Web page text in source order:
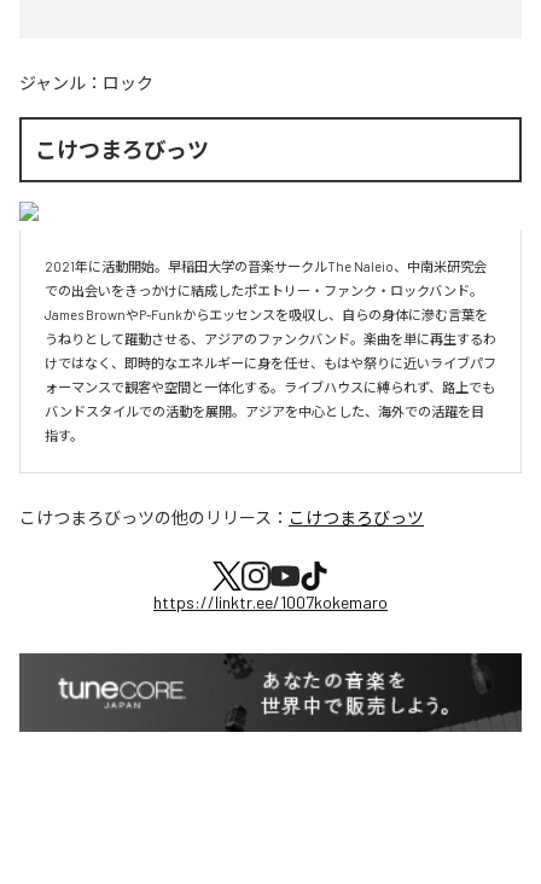
ジャンル： ロック
こけつまろびっツ
2021年に活動開始。早稲田大学の音楽サークルThe Naleio、中南米研究会
での出会いをきっかけに結成したポエトリー・ファンク・ロックバンド。
James BrownやP-Funkからエッセンスを吸収し、自らの身体に滲む言葉を
うねりとして躍動させる、アジアのファンクバンド。楽曲を単に再生するわ
けではなく、即時的なエネルギーに身を任せ、もはや祭りに近いライブパフ
ォーマンスで観客や空間と一体化する。ライブハウスに縛られず、路上でも
バンドスタイルでの活動を展開。アジアを中心とした、海外での活躍を目
こけつまろびっツの他のリリース： こけつまろびっツ
https://linktr.ee/1007kokemaro